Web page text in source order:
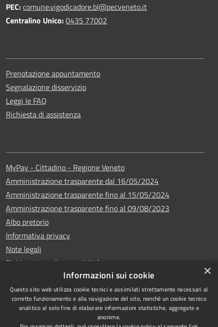
PEC:comune.vigodicadore.bl@pecveneto.it
Centralino Unico:0435 77002
Prenotazione appuntamento
Segnalazione disservizio
Leggi le FAQ
Richiesta di assistenza
MyPay - Cittadino - Regione Veneto
Amministrazione trasparente dal 16/05/2024
Amministrazione trasparente fino al 15/05/2024
Amministrazione trasparente fino al 09/08/2023
Albo pretorio
Informativa privacy
Note legali
Dichiarazione di accessibilità
RSS
Copyright © 2024
×
Informazioni sui cookie
Questo sito web utilizza cookie tecnici e assimilati strettamente necessari al
corretto funzionamento e alla navigazione del sito, nonché un cookie tecnico
analitico al solo fine di elaborare informazioni statistiche, aggregate e
anonime.